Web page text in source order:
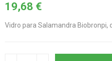
19,68 €
Vidro para Salamandra Biobronpi,